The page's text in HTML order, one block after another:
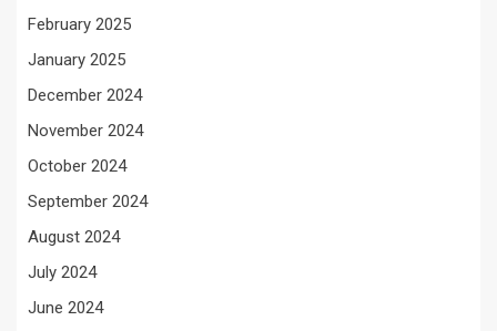
February 2025
January 2025
December 2024
November 2024
October 2024
September 2024
August 2024
July 2024
June 2024